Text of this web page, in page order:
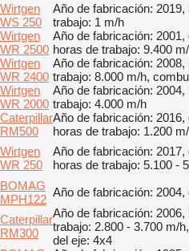
Wirtgen
WS 250
Año de fabricación: 2019,
trabajo: 1 m/h
Wirtgen
WR 2500
Año de fabricación:
horas de trabajo: 9.400
Wirtgen
WR 2400
Año de fabricación: 2008,
trabajo: 8.000 m/h,
Wirtgen
WR 2000
Año de fabricación: 2004,
trabajo: 4.000 m/h
Caterpillar
RM500
Año de fabricación:
horas de trabajo: 1.200
Wirtgen
WR 250
Año de fabricación:
horas de trabajo: 5.100 -
BOMAG
MPH122
Año de fabricación:
Caterpillar
RM300
Año de fabricación: 2006,
trabajo: 2.800 - 3.700 m/
del eje: 4x4